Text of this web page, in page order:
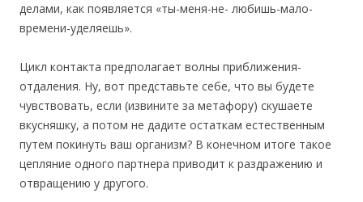
делами, как появляется «ты-меня-не- любишь-мало-
времени-уделяешь».
Цикл контакта предполагает волны приближения-
отдаления. Ну, вот представьте себе, что вы будете
чувствовать, если (извините за метафору) скушаете
вкусняшку, а потом не дадите остаткам естественным
путем покинуть ваш организм? В конечном итоге такое
цепляние одного партнера приводит к раздражению и
отвращению у другого.